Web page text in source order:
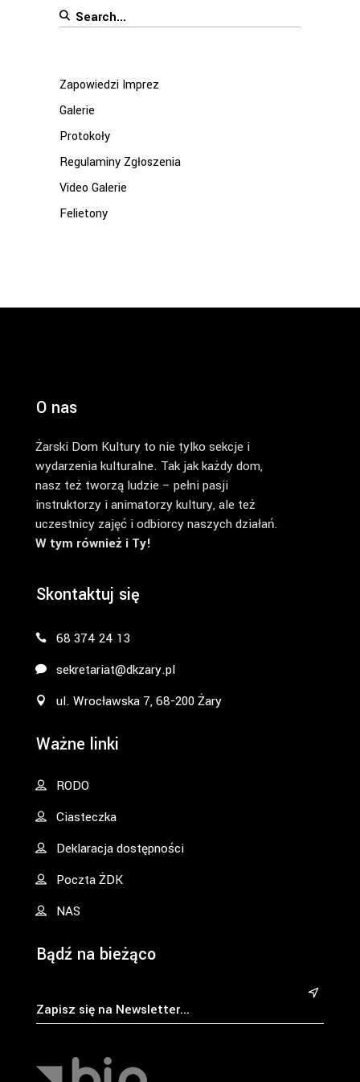
Search
Zapowiedzi Imprez
Galerie
Protokoły
Regulaminy Zgłoszenia
Video Galerie
Felietony
O nas
Żarski Dom Kultury to nie tylko sekcje i
wydarzenia kulturalne. Tak jak każdy dom,
nasz też tworzą ludzie – pełni pasji
instruktorzy i animatorzy kultury, ale też
uczestnicy zajęć i odbiorcy naszych działań.
W tym również i Ty!
Skontaktuj się
68 374 24 13
sekretariat@dkzary.pl
ul. Wrocławska 7, 68-200 Żary
Ważne linki
RODO
Ciasteczka
Deklaracja dostępności
Poczta ŻDK
NAS
Bądź na bieżąco
&